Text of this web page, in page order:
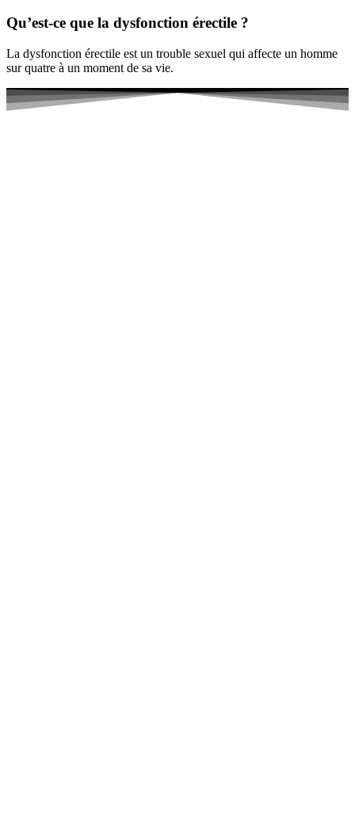
Qu’est-ce que la dysfonction érectile ?
La dysfonction érectile est un trouble sexuel qui affecte un homme
sur quatre à un moment de sa vie.